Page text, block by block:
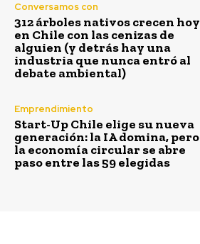
Conversamos con
312 árboles nativos crecen hoy
en Chile con las cenizas de
alguien (y detrás hay una
industria que nunca entró al
debate ambiental)
Emprendimiento
Start-Up Chile elige su nueva
generación: la IA domina, pero
la economía circular se abre
paso entre las 59 elegidas